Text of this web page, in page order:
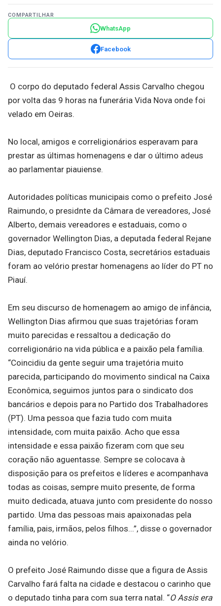
COMPARTILHAR
WhatsApp
Facebook
O corpo do deputado federal Assis Carvalho chegou
por volta das 9 horas na funerária Vida Nova onde foi
velado em Oeiras.
No local, amigos e correligionários esperavam para
prestar as últimas homenagens e dar o último adeus
ao parlamentar piauiense.
Autoridades políticas municipais como o prefeito José
Raimundo, o presidnte da Câmara de vereadores, José
Alberto, demais vereadores e estaduais, como o
governador Wellington Dias, a deputada federal Rejane
Dias, deputado Francisco Costa, secretários estaduais
foram ao velório prestar homenagens ao líder do PT no
Piauí.
Em seu discurso de homenagem ao amigo de infância,
Wellington Dias afirmou que suas trajetórias foram
muito parecidas e ressaltou a dedicação do
correligionário na vida pública e a paixão pela família.
“Coincidiu da gente seguir uma trajetória muito
parecida, participando do movimento sindical na Caixa
Econômica, seguimos juntos para o sindicato dos
bancários e depois para no Partido dos Trabalhadores
(PT). Uma pessoa que fazia tudo com muita
intensidade, com muita paixão. Acho que essa
intensidade e essa paixão fizeram com que seu
coração não aguentasse. Sempre se colocava à
disposição para os prefeitos e líderes e acompanhava
todas as coisas, sempre muito presente, de forma
muito dedicada, atuava junto com presidente do nosso
partido. Uma das pessoas mais apaixonadas pela
família, pais, irmãos, pelos filhos...”, disse o governador
ainda no velório.
O prefeito José Raimundo disse que a figura de Assis
Carvalho fará falta na cidade e destacou o carinho que
o deputado tinha para com sua terra natal. “O Assis era